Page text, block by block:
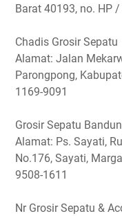
Barat 40193, no. HP
Chadis Grosir Sepatu
Alamat: Jalan
Parongpong,
1169-9091
Grosir Sepatu
Alamat: Ps. Sayati,
No.176, Sayati,
9508-1611
Nr Grosir Sepatu &